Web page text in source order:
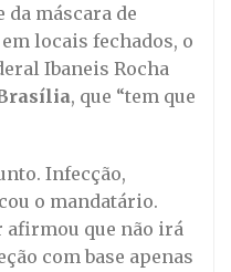
máscara de
locais fechados, o
Ibaneis Rocha
, que “tem que
Infecção,
o mandatário.
afirmou que não irá
com base apenas